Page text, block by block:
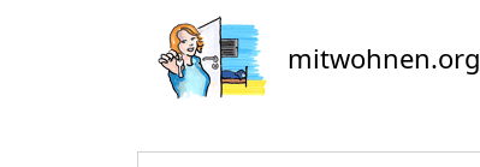
mitwohnen.org